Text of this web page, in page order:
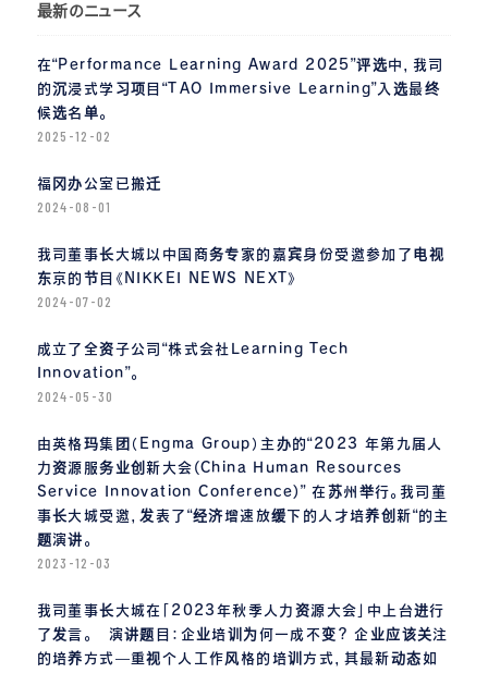
最新のニュース
在“Performance Learning Award 2025”评选中，我司
的沉浸式学习项目“TAO Immersive Learning”入选最终
候选名单。
2025-12-02
福冈办公室已搬迁
2024-08-01
我司董事长大城以中国商务专家的嘉宾身份受邀参加了电视
东京的节目《NIKKEI NEWS NEXT》
2024-07-02
成立了全资子公司“株式会社Learning Tech
Innovation”。
2024-05-30
由英格玛集团（Engma Group）主办的“2023 年第九届人
力资源服务业创新大会(China Human Resources
Service Innovation Conference)” 在苏州举行。我司董
事长大城受邀，发表了“经济增速放缓下的人才培养创新“的主
题演讲。
2023-12-03
我司董事长大城在「2023年秋季人力资源大会」中上台进行
了发言。 演讲题目：企业培训为何一成不变? 企业应该关注
的培养方式—重视个人工作风格的培训方式，其最新动态如